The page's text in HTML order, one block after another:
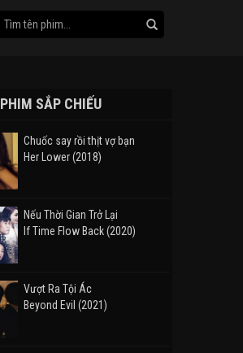
PHIM SẮP CHIẾU
Chuốc say rồi thịt vợ bạn
Her Lower (2018)
Nếu Thời Gian Trở Lại
If Time Flow Back (2020)
Vượt Ra Tội Ác
Beyond Evil (2021)